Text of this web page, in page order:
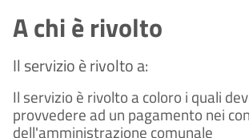
A chi è rivolto
Il servizio è rivolto a:
Il servizio è rivolto a coloro i quali
provvedere ad un pagamento nei
dell'amministrazione comunale